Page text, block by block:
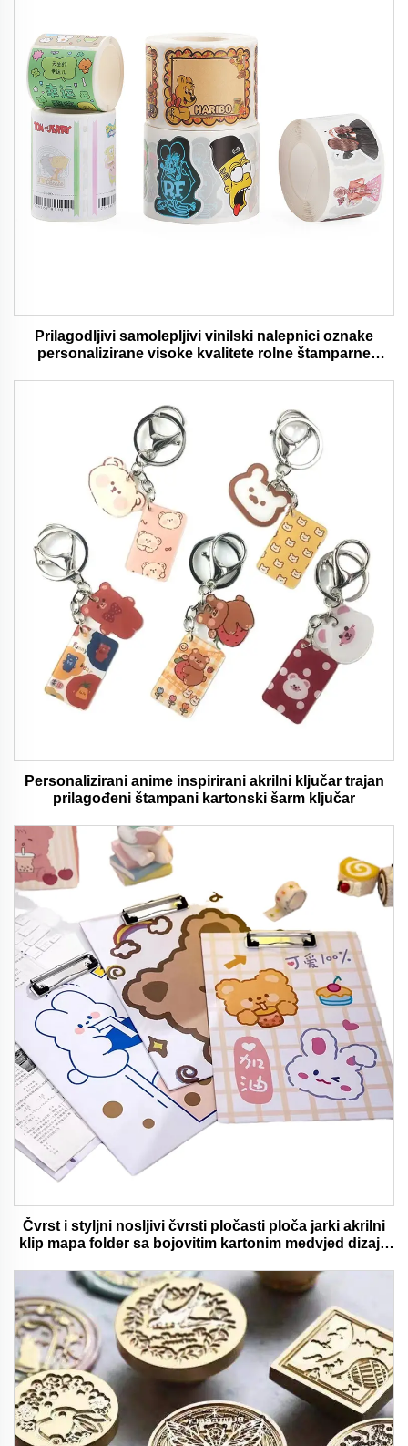
Prilagodljivi samolepljivi vinilski nalepnici oznake
personalizirane visoke kvalitete rolne štamparne
Personalizirani anime inspirirani akrilni ključar trajan
prilagođeni štampani kartonski šarm ključar
Čvrst i styljni nosljivi čvrsti pločasti ploča jarki akrilni
klip mapa folder sa bojovitim kartonim medvjed dizajn